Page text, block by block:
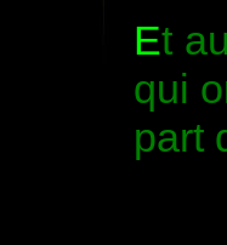
Et
qui
part